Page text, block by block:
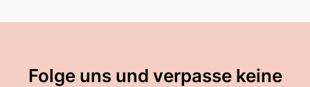
Folge uns und verpasse keine